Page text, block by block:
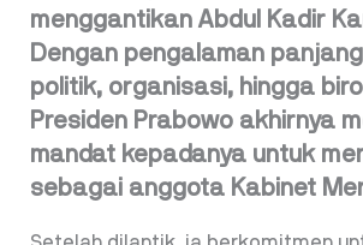
menggantikan Abdul Kadir
Dengan pengalaman
politik, organisasi, hingga
Presiden Prabowo akhirnya
mandat kepadanya untuk
sebagai anggota Kabinet